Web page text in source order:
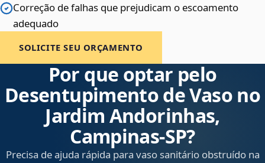
Correção de falhas que prejudicam o escoamento
adequado
SOLICITE SEU ORÇAMENTO
Por que optar pelo
Desentupimento de Vaso no
Jardim Andorinhas,
Campinas‑SP?
Precisa de ajuda rápida para vaso sanitário obstruído na